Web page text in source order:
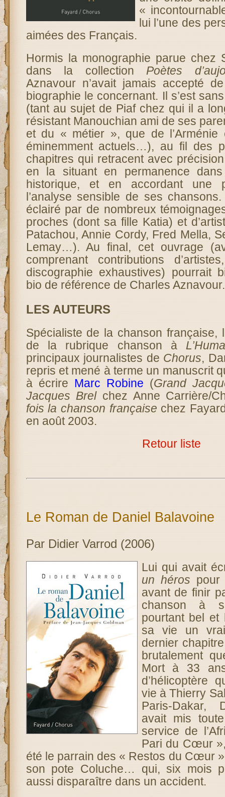
«
lui l’une des
aimées des Français.
Hormis la monographie parue chez
dans la collection Poètes
Aznavour n’avait jamais accepté
biographie le concernant. Il s’est
(tant au sujet de Piaf chez qui il a
résistant Manouchian ami de ses
et du « métier », que de l’Arménie
éminemment actuels…), au fil des
chapitres qui retracent avec
en la situant en permanence
historique, et en accordant une
l’analyse sensible de ses chansons.
éclairé par de nombreux
proches (dont sa fille Katia) et
Patachou, Annie Cordy, Fred Mella,
Lemay…). Au final, cet ouvrage
comprenant contributions
discographie exhaustives) pourrait
bio de référence de Charles Aznavour.
LES AUTEURS
Spécialiste de la chanson française,
de la rubrique chanson à
principaux journalistes de Chorus,
repris et mené à terme un manuscrit
à écrire Marc Robine (Grand
Jacques Brelchez Anne Carrière/
fois la chanson française chez
en août 2003.
Retour liste
Le Roman de Daniel Balavoine
Par Didier Varrod (2006)
Lui qui avait
un héros pour
avant de finir
chanson à
pourtant bel et
sa vie un
dernier
brutalement
Mort à 33
d’hélicoptère
vie à Thierry
Paris-Dakar,
avait mis
service de
Pari du Cœur
été le parrain des « Restos du Cœur
son pote Coluche… qui, six mois
aussi disparaître dans un accident.